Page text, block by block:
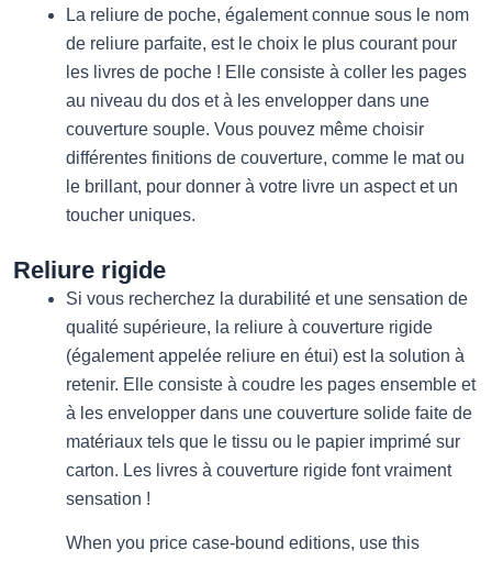
La reliure de poche, également connue sous le nom
de reliure parfaite, est le choix le plus courant pour
les livres de poche ! Elle consiste à coller les pages
au niveau du dos et à les envelopper dans une
couverture souple. Vous pouvez même choisir
différentes finitions de couverture, comme le mat ou
le brillant, pour donner à votre livre un aspect et un
toucher uniques.
Reliure rigide
Si vous recherchez la durabilité et une sensation de
qualité supérieure, la reliure à couverture rigide
(également appelée reliure en étui) est la solution à
retenir. Elle consiste à coudre les pages ensemble et
à les envelopper dans une couverture solide faite de
matériaux tels que le tissu ou le papier imprimé sur
carton. Les livres à couverture rigide font vraiment
sensation !
When you price case-bound editions, use this